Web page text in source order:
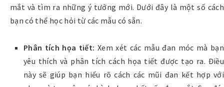
mắt và tìm ra những ý tưởng mới. Dưới đây là một số cách
bạn có thể học hỏi từ các mẫu có sẵn.
Phân tích họa tiết: Xem xét các mẫu đan móc mà bạn
yêu thích và phân tích cách họa tiết được tạo ra. Điều
này sẽ giúp bạn hiểu rõ cách các mũi đan kết hợp với